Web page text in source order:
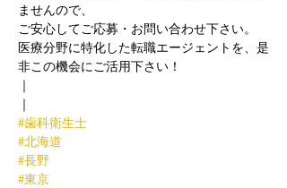
ませんので、
ご安心してご応募・お問い合わせ下さい。
医療分野に特化した転職エージェントを、是
非この機会にご活用下さい！
｜
｜
#歯科衛生士
#北海道
#長野
#東京